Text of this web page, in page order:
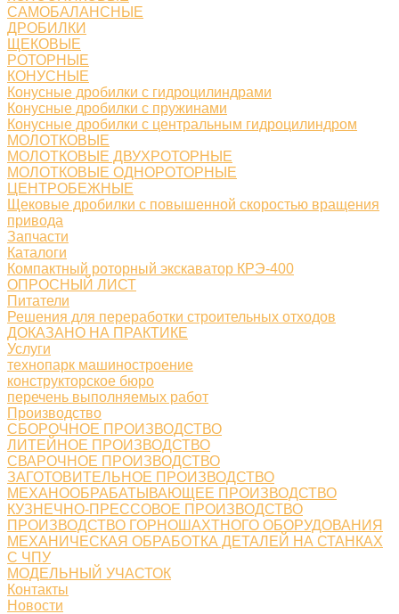
САМОБАЛАНСНЫЕ
ДРОБИЛКИ
ЩЕКОВЫЕ
РОТОРНЫЕ
КОНУСНЫЕ
Конусные дробилки с гидроцилиндрами
Конусные дробилки с пружинами
Конусные дробилки с центральным гидроцилиндром
МОЛОТКОВЫЕ
МОЛОТКОВЫЕ ДВУХРОТОРНЫЕ
МОЛОТКОВЫЕ ОДНОРОТОРНЫЕ
ЦЕНТРОБЕЖНЫЕ
Щековые дробилки с повышенной скоростью вращения
привода
Запчасти
Каталоги
Компактный роторный экскаватор КРЭ-400
ОПРОСНЫЙ ЛИСТ
Питатели
Решения для переработки строительных отходов
ДОКАЗАНО НА ПРАКТИКЕ
Услуги
технопарк машиностроение
конструкторское бюро
перечень выполняемых работ
Производство
СБОРОЧНОЕ ПРОИЗВОДСТВО
ЛИТЕЙНОЕ ПРОИЗВОДСТВО
СВАРОЧНОЕ ПРОИЗВОДСТВО
ЗАГОТОВИТЕЛЬНОЕ ПРОИЗВОДСТВО
МЕХАНООБРАБАТЫВАЮЩЕЕ ПРОИЗВОДСТВО
КУЗНЕЧНО-ПРЕССОВОЕ ПРОИЗВОДСТВО
ПРОИЗВОДСТВО ГОРНОШАХТНОГО ОБОРУДОВАНИЯ
МЕХАНИЧЕСКАЯ ОБРАБОТКА ДЕТАЛЕЙ НА СТАНКАХ
С ЧПУ
МОДЕЛЬНЫЙ УЧАСТОК
Контакты
Новости